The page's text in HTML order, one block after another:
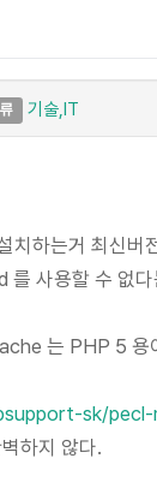
기술,IT
치하는거 최신
사용할 수 없다
는 PHP 5 용
sk/pecl-
하지 않다.